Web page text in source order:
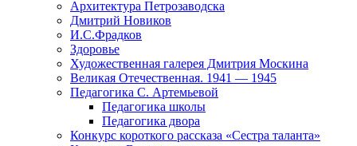
Архитектура Петрозаводска
Дмитрий Новиков
И.С.Фрадков
Здоровье
Художественная галерея Дмитрия Москина
Великая Отечественная. 1941 — 1945
Педагогика С. Артемьевой
Педагогика школы
Педагогика двора
Конкурс короткого рассказа «Сестра таланта»